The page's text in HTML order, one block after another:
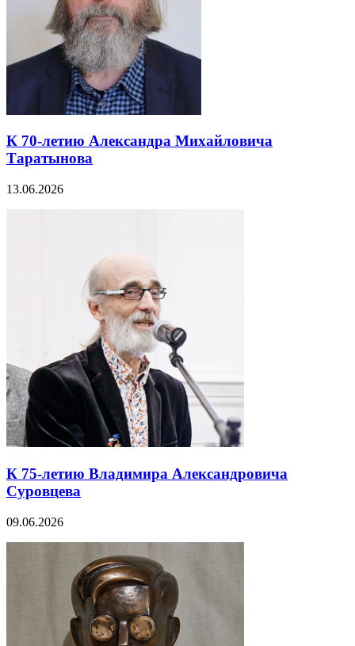
К 70-летию Александра Михайловича
Таратынова
13.06.2026
К 75-летию Владимира Александровича
Суровцева
09.06.2026